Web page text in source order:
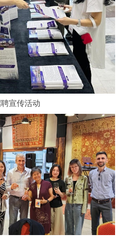
宣传活动